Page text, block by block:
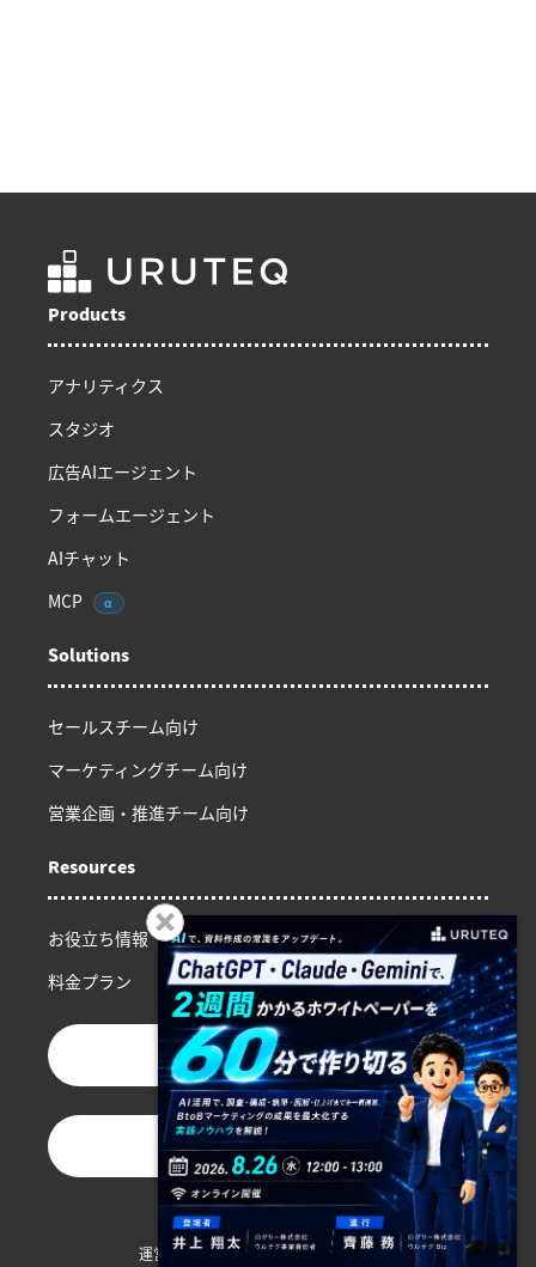
Products
アナリティクス
スタジオ
広告AIエージェント
フォームエージェント
AIチャット
MCP
α
Solutions
セールスチーム向け
マーケティングチーム向け
営業企画・推進チーム向け
Resources
お役立ち情報
料金プラン
お問い合わせ
資料ダウンロード
運営会社プライバシーポリシー 利用規約